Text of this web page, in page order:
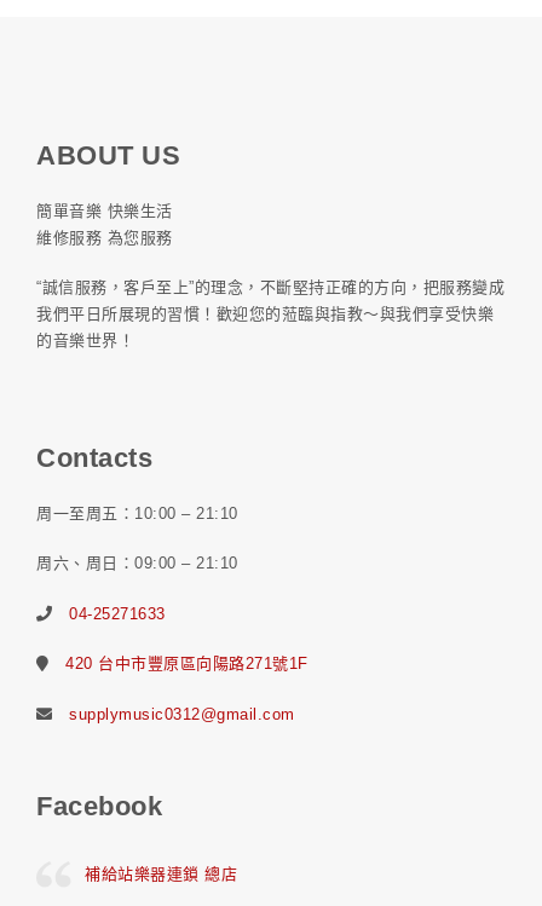
ABOUT US
簡單音樂 快樂生活
維修服務 為您服務
“誠信服務，客戶至上”的理念，不斷堅持正確的方向，把服務變成
我們平日所展現的習慣！歡迎您的蒞臨與指教～與我們享受快樂
的音樂世界！
Contacts
周一至周五：10:00 – 21:10
周六、周日：09:00 – 21:10
04-25271633
420 台中市豐原區向陽路271號1F
supplymusic0312@gmail.com
Facebook
補給站樂器連鎖 總店